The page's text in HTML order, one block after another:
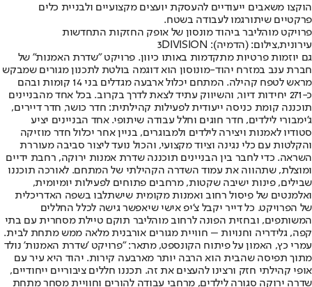
הוקצו משאבים ייעודיים להעסקת יועצים מקצועיים ולבניית כלים
פרקטיים שיתורגמו לעבודה בשטח.
פרויקט מוהליבר ביהוד מונסון של אופק החזקות התחדשות
עירונית,צילום: (הדמיה): 3DIVISION
גם יוזמות פרטיות מתקדמות באותו כיוון. פרויקט "שדרת האמנות" של
חברת ענב במזרח יהוד-מונוסון הוא דוגמה בולטת לתכנון מגורים שמבקש
מראש לטפח קהילה. המתחם יכלול ארבעה מגדלים בני 14 קומות ובהם
כ-271 יחידות דיור, והשיווק עתיד לצאת לדרך בקרוב. בכל אחד מהבניינים
תוכננה קומת כניסה ייעודית לפעילות קהילתית: חדר כושר, חדר דיירים,
ג’ימבורי לילדים, חדר חוגים וחלל עבודה שיתופי. אחד הבניינים יציע
סטודיו לאמנות ויצירה לילדים ולמבוגרים, בניין אחר יכלול חדר מוזיקה
והקלטות עם כלי נגינה וציוד מקצועי, והכול נועד ליצור סביבה מעוררת
השראה. כדי לחבר בין הבניינים תוכננה שדרת אמנות ירוקה, רחבת ידיים
ומוצלת, שתהווה את עמוד השדרה הקהילתי של המתחם. לאורכה תוכננו
שבילים, פינות ישיבה שקטות, מרחבים פתוחים לפעילות יומיומית,
ואלמנטים של פיסול רחוב ואמנות מקומית שישתלבו בשפה האדריכלית
של הפרויקט. כל דייר יקבל צ’יפ אישי שיאפשר גישה לכלל החללים
המשותפים, ובחזית הפונה לרחוב מוהליבר תוקם טיילת מסחרית עם בתי
קפה, גלידריה וחנויות – חוויית מגורים אורבנית מלאה ממש מתחת לבית.
עמרי כץ, האמון על פיתוח הקונספט, מתאר: "פרויקט 'שדרת האמנות' נולד
מתוך תפיסה שהבית הוא הרבה יותר מארבעה קירות. יהוד היא עיר עם
אופי קהילתי חזק ורצינו להעצים את זה. תכננו חללים ציבוריים ייחודיים,
שדרה ירוקה סגורה לילדים, מרחבי עבודה להורים וחוויית מסחר מתחת